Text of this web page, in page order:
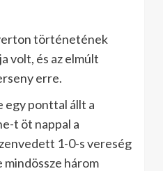
történetének
volt, és az elmúlt
erre.
egy ponttal állt a
t öt nappal a
1-0-s vereség
három